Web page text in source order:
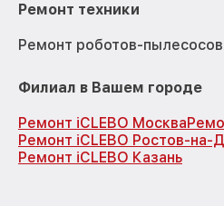
Ремонт техники
Ремонт роботов-пылесосов
Филиал в Вашем городе
Ремонт iCLEBO Москва
Ремонт iCLEBO Ростов-на-
Ремонт iCLEBO Казань